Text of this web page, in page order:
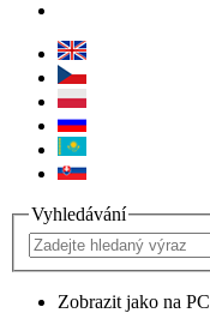
Vyhledávání
Zobrazit jako na PC